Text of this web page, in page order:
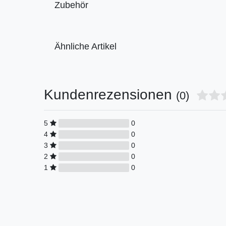
Zubehör
Ähnliche Artikel
Kundenrezensionen (0)
5
0
4
0
3
0
2
0
1
0